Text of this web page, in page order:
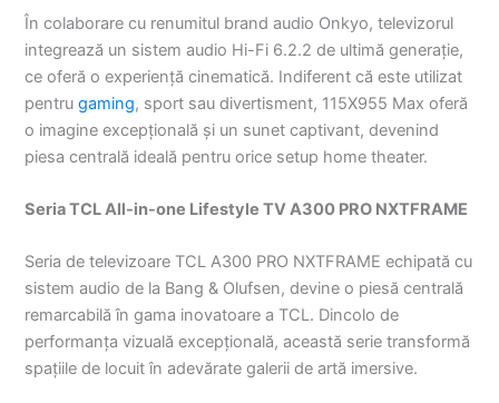
În colaborare cu renumitul brand audio Onkyo, televizorul
integrează un sistem audio Hi-Fi 6.2.2 de ultimă generație,
ce oferă o experiență cinematică. Indiferent că este utilizat
pentrugaming, sport sau divertisment, 115X955 Max oferă
o imagine excepțională și un sunet captivant, devenind
piesa centrală ideală pentru orice setup home theater.
Seria TCL All-in-one Lifestyle TV A300 PRO NXTFRAME
Seria de televizoare TCL A300 PRO NXTFRAME echipată cu
sistem audio de la Bang & Olufsen, devine o piesă centrală
remarcabilă în gama inovatoare a TCL. Dincolo de
performanța vizuală excepțională, această serie transformă
spațiile de locuit în adevărate galerii de artă imersive.